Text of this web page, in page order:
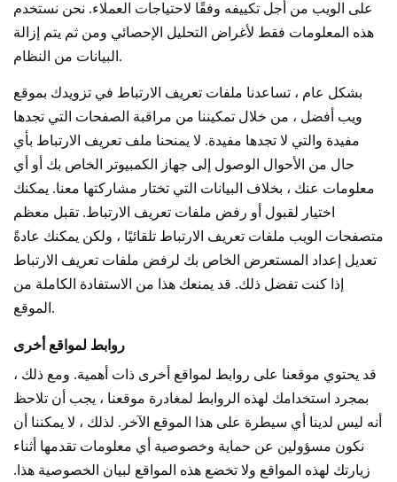
على الويب من أجل تكييفه وفقًا لاحتياجات العملاء. نحن نستخدم
هذه المعلومات فقط لأغراض التحليل الإحصائي ومن ثم يتم إزالة
البيانات من النظام.
بشكل عام ، تساعدنا ملفات تعريف الارتباط في تزويدك بموقع
ويب أفضل ، من خلال تمكيننا من مراقبة الصفحات التي تجدها
مفيدة والتي لا تجدها مفيدة. لا يمنحنا ملف تعريف الارتباط بأي
حال من الأحوال الوصول إلى جهاز الكمبيوتر الخاص بك أو أي
معلومات عنك ، بخلاف البيانات التي تختار مشاركتها معنا. يمكنك
اختيار لقبول أو رفض ملفات تعريف الارتباط. تقبل معظم
متصفحات الويب ملفات تعريف الارتباط تلقائيًا ، ولكن يمكنك عادةً
تعديل إعداد المستعرض الخاص بك لرفض ملفات تعريف الارتباط
إذا كنت تفضل ذلك. قد يمنعك هذا من الاستفادة الكاملة من
الموقع.
روابط لمواقع أخرى
قد يحتوي موقعنا على روابط لمواقع أخرى ذات أهمية. ومع ذلك ،
بمجرد استخدامك لهذه الروابط لمغادرة موقعنا ، يجب أن تلاحظ
أنه ليس لدينا أي سيطرة على هذا الموقع الآخر. لذلك ، لا يمكننا أن
نكون مسؤولين عن حماية وخصوصية أي معلومات تقدمها أثناء
زيارتك لهذه المواقع ولا تخضع هذه المواقع لبيان الخصوصية هذا.